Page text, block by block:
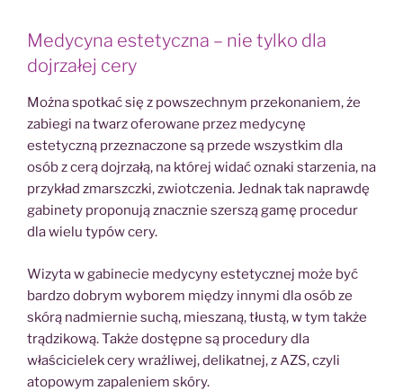
Medycyna estetyczna – nie tylko dla
dojrzałej cery
Można spotkać się z powszechnym przekonaniem, że
zabiegi na twarz oferowane przez medycynę
estetyczną przeznaczone są przede wszystkim dla
osób z cerą dojrzałą, na której widać oznaki starzenia, na
przykład zmarszczki, zwiotczenia. Jednak tak naprawdę
gabinety proponują znacznie szerszą gamę procedur
dla wielu typów cery.
Wizyta w gabinecie medycyny estetycznej może być
bardzo dobrym wyborem między innymi dla osób ze
skórą nadmiernie suchą, mieszaną, tłustą, w tym także
trądzikową. Także dostępne są procedury dla
właścicielek cery wrażliwej, delikatnej, z AZS, czyli
atopowym zapaleniem skóry.